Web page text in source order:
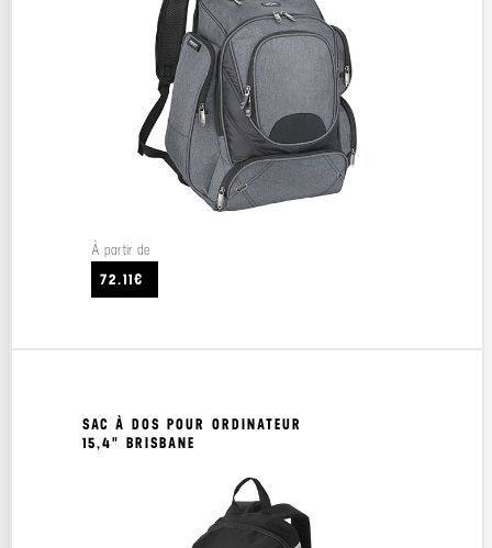
À partir de
72.11€
SAC À DOS POUR ORDINATEUR
15,4" BRISBANE